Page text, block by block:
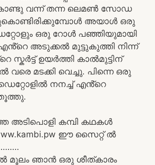
വന്ന് തന്ന ലെമൺ സോഡ
അയാൾ ഒരു
ഒരു റോൾ പഞ്ഞിയുമായി
എൻ്റെ അടുക്കൽ മുട്ടുകുത്തി നിന്ന്
ഉയർത്തി കാൽമുട്ടിന്
വരെ മടക്കി വെച്ചു. പിന്നെ ഒരു
നനച്ച് എൻ്റെ
തൂത്തു.
അടിപൊളി കമ്പി കഥകൾ
ഈ സൈറ്റ് ൽ
മൂലം ഞാൻ ഒരു ശീത്കാരം